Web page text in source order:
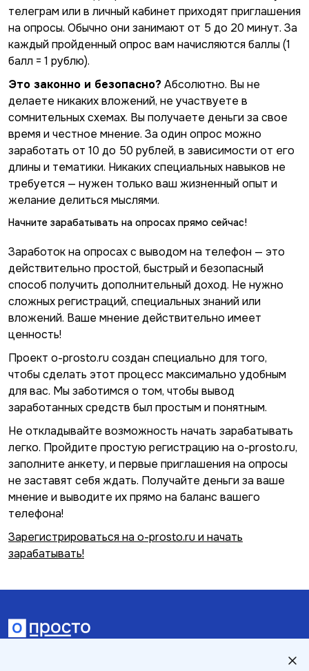
телеграм или в личный кабинет приходят приглашения
на опросы. Обычно они занимают от 5 до 20 минут. За
каждый пройденный опрос вам начисляются баллы (1
балл = 1 рублю).
Это законно и безопасно?Абсолютно. Вы не
делаете никаких вложений, не участвуете в
сомнительных схемах. Вы получаете деньги за свое
время и честное мнение. За один опрос можно
заработать от 10 до 50 рублей, в зависимости от его
длины и тематики. Никаких специальных навыков не
требуется — нужен только ваш жизненный опыт и
желание делиться мыслями.
Начните зарабатывать на опросах прямо сейчас!
Заработок на опросах с выводом на телефон — это
действительно простой, быстрый и безопасный
способ получить дополнительный доход. Не нужно
сложных регистраций, специальных знаний или
вложений. Ваше мнение действительно имеет
ценность!
Проект o-prosto.ru создан специально для того,
чтобы сделать этот процесс максимально удобным
для вас. Мы заботимся о том, чтобы вывод
заработанных средств был простым и понятным.
Не откладывайте возможность начать зарабатывать
легко. Пройдите простую регистрацию на o-prosto.ru,
заполните анкету, и первые приглашения на опросы
не заставят себя ждать. Получайте деньги за ваше
мнение и выводите их прямо на баланс вашего
телефона!
Зарегистрироваться на o-prosto.ru и начать
зарабатывать!